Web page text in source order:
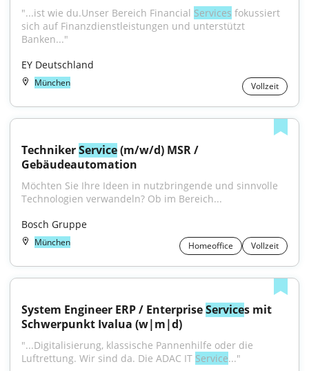
"...ist wie du.Unser Bereich Financial Services fokussiert
sich auf Finanzdienstleistungen und unterstützt
Banken..."
EY Deutschland
München Vollzeit
Techniker Service (m/w/d) MSR /
Gebäudeautomation
Möchten Sie Ihre Ideen in nutzbringende und sinnvolle
Technologien verwandeln? Ob im Bereich...
Bosch Gruppe
München Homeoffice Vollzeit
System Engineer ERP / Enterprise Services mit
Schwerpunkt Ivalua (w|m|d)
"...Digitalisierung, klassische Pannenhilfe oder die
Luftrettung. Wir sind da. Die ADAC IT Service..."